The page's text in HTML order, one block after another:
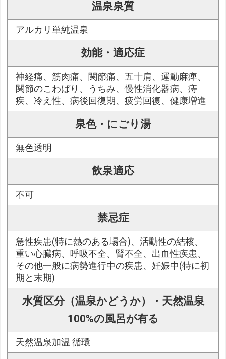
温泉泉質
アルカリ単純温泉
効能・適応症
神経痛、筋肉痛、関節痛、五十肩、運動麻痺、
関節のこわばり、うちみ、慢性消化器病、痔
疾、冷え性、病後回復期、疲労回復、健康増進
泉色・にごり湯
無色透明
飲泉適応
不可
禁忌症
急性疾患(特に熱のある場合)、活動性の結核、
重い心臓病、呼吸不全、腎不全、出血性疾患、
その他一般に病勢進行中の疾患、妊娠中(特に初
期と末期)
水質区分（温泉かどうか）・天然温泉
100%の風呂が有る
天然温泉加温 循環